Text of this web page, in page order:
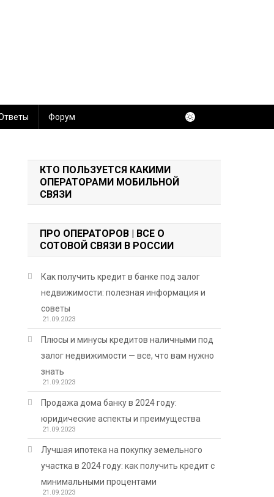
Форум
КТО ПОЛЬЗУЕТСЯ КАКИМИ
ОПЕРАТОРАМИ МОБИЛЬНОЙ
СВЯЗИ
ПРО ОПЕРАТОРОВ | ВСЕ О
СОТОВОЙ СВЯЗИ В РОССИИ
Как получить кредит в банке под залог
недвижимости: полезная информация и
советы
21.09.2023
Плюсы и минусы кредитов наличными под
залог недвижимости — все, что вам нужно
знать
21.09.2023
Продажа дома банку в 2024 году:
юридические аспекты и преимущества
21.09.2023
Лучшая ипотека на покупку земельного
участка в 2024 году: как получить кредит с
минимальными процентами
21.09.2023